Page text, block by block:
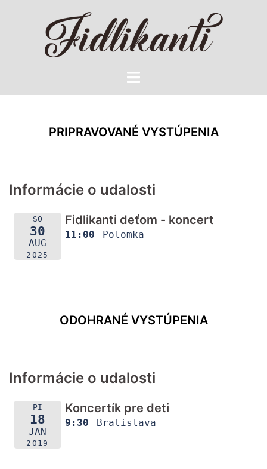
Toggle
PRIPRAVOVANÉ VYSTÚPENIA
Informácie o udalosti
SO
30
AUG
2025
Fidlikanti deťom - koncert
11:00 Polomka
ODOHRANÉ VYSTÚPENIA
Informácie o udalosti
PI
18
JAN
2019
Koncertík pre deti
9:30 Bratislava